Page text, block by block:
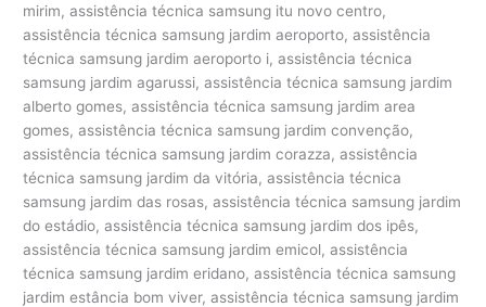
mirim, assistência técnica samsung itu novo centro,
assistência técnica samsung jardim aeroporto, assistência
técnica samsung jardim aeroporto i, assistência técnica
samsung jardim agarussi, assistência técnica samsung jardim
alberto gomes, assistência técnica samsung jardim area
gomes, assistência técnica samsung jardim convenção,
assistência técnica samsung jardim corazza, assistência
técnica samsung jardim da vitória, assistência técnica
samsung jardim das rosas, assistência técnica samsung jardim
do estádio, assistência técnica samsung jardim dos ipês,
assistência técnica samsung jardim emicol, assistência
técnica samsung jardim eridano, assistência técnica samsung
jardim estância bom viver, assistência técnica samsung jardim